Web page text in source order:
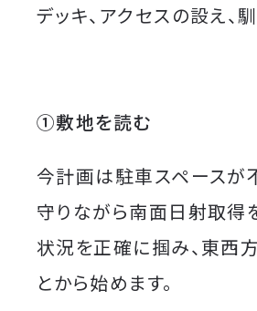
デッキ、アクセスの設え、
①敷地を読む
今計画は駐車スペースが
守りながら南面日射取得
状況を正確に掴み、東西
とから始めます。